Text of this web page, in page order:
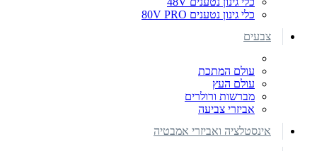
כלי גינון נטענים 80V PRO
צבעים
עולם המתכת
עולם העץ
מברשות ורולרים
אביזרי צביעה
אינסטלציה ואביזרי אמבטיה